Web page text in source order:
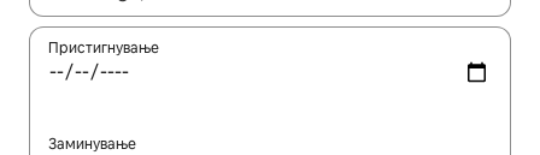
Пристигнување
Заминување